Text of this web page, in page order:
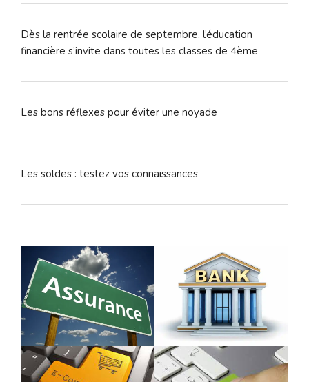
Dès la rentrée scolaire de septembre, l’éducation
financière s’invite dans toutes les classes de 4ème
Les bons réflexes pour éviter une noyade
Les soldes : testez vos connaissances